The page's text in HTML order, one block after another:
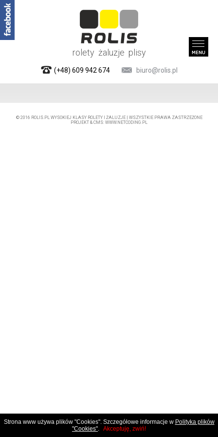
rolety żaluzje plisy
(+48) 609 942 674 biuro@rolis.pl
© 2016 ROLIS.PLWYSOKIEJ KLASY ROLETY I ŻALUZJE | WSZYSTKIE PRAWA ZASTRZEŻONE
PROJEKT & CMS: WWW.NETCODING.PL
Strona www używa plików "Cookies". Szczegółowe informacje w Polityka plików
"Cookies". Akceptuję, zwiń!